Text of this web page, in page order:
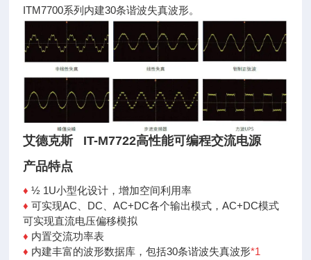
ITM7700系列内建30条谐波失真波形。
艾德克斯 IT-M7722高性能可编程交流电源
产品特点
♦ ½ 1U小型化设计，增加空间利用率
♦可实现AC、DC、AC+DC各个输出模式，AC+DC模式
可实现直流电压偏移模拟
♦ 内置交流功率表
♦ 内建丰富的波形数据库，包括30条谐波失真波形*1